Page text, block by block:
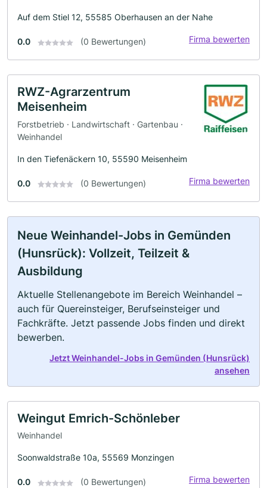
Auf dem Stiel 12, 55585 Oberhausen an der Nahe
0.0 (0 Bewertungen) Firma bewerten
RWZ-Agrarzentrum
Meisenheim
Forstbetrieb · Landwirtschaft · Gartenbau ·
Weinhandel
In den Tiefenäckern 10, 55590 Meisenheim
0.0 (0 Bewertungen) Firma bewerten
Neue Weinhandel-Jobs in Gemünden
(Hunsrück): Vollzeit, Teilzeit &
Ausbildung
Aktuelle Stellenangebote im Bereich Weinhandel –
auch für Quereinsteiger, Berufseinsteiger und
Fachkräfte. Jetzt passende Jobs finden und direkt
bewerben.
Jetzt Weinhandel-Jobs in Gemünden (Hunsrück)
ansehen
Weingut Emrich-Schönleber
Weinhandel
Soonwaldstraße 10a, 55569 Monzingen
0.0 (0 Bewertungen) Firma bewerten